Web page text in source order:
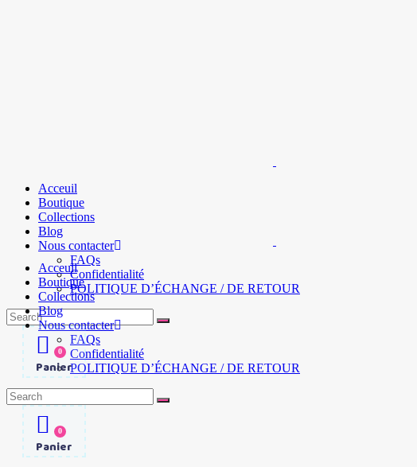
Acceuil
Boutique
Collections
Blog
Nous contacter
FAQs
Confidentialité
POLITIQUE D’ÉCHANGE / DE RETOUR
Search
for:
Panier
0
Acceuil
Boutique
Collections
Blog
Nous contacter
FAQs
Confidentialité
POLITIQUE D’ÉCHANGE / DE RETOUR
Search
for:
Panier
0